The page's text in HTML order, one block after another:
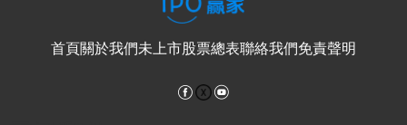
首頁關於我們未上市股票總表聯絡我們免責聲明
Facebook